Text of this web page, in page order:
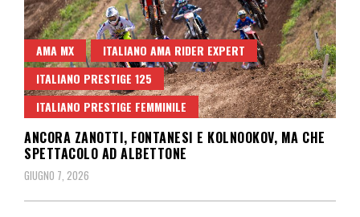
AMA MX
ITALIANO AMA RIDER EXPERT
ITALIANO PRESTIGE 125
ITALIANO PRESTIGE FEMMINILE
ANCORA ZANOTTI, FONTANESI E KOLNOOKOV, MA CHE
SPETTACOLO AD ALBETTONE
GIUGNO 7, 2026